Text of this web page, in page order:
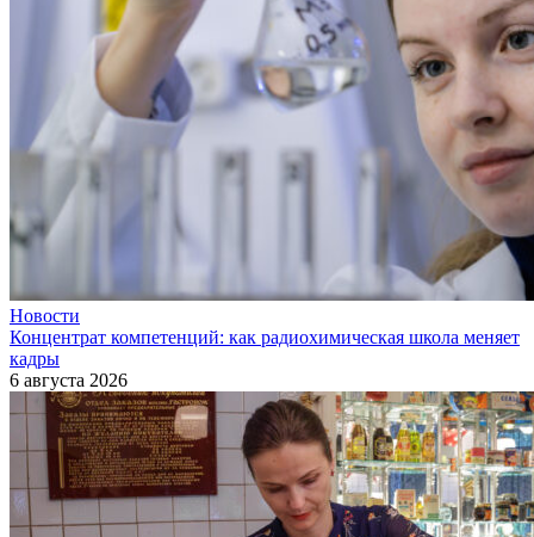
Новости
Концентрат компетенций: как радиохимическая школа меняет
кадры
6 августа 2026